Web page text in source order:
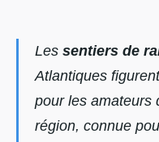
Les sentiers de
Atlantiques
pour les amateurs
région, connue